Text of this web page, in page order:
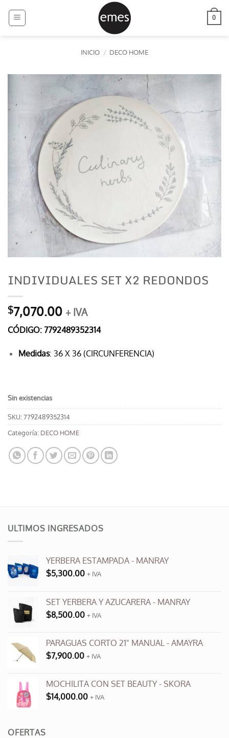
0
INICIO / DECO HOME
INDIVIDUALES SET X2 REDONDOS
$7,070.00 + IVA
CÓDIGO: 7792489352314
Medidas: 36 X 36 (CIRCUNFERENCIA)
Sin existencias
SKU:7792489352314
Categoría: DECO HOME
ULTIMOS INGRESADOS
YERBERA ESTAMPADA - MANRAY
$5,300.00 + IVA
SET YERBERA Y AZUCARERA - MANRAY
$8,500.00 + IVA
PARAGUAS CORTO 21" MANUAL - AMAYRA
$7,900.00 + IVA
MOCHILITA CON SET BEAUTY - SKORA
$14,000.00 + IVA
OFERTAS